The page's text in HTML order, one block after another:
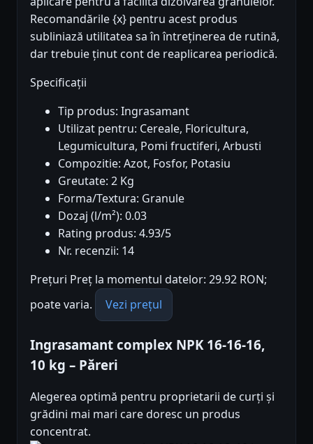
Recomandările {x} pentru acest produs
subliniază utilitatea sa în întreținerea de rutină,
dar trebuie ținut cont de reaplicarea periodică.
Specificații
Tip produs: Ingrasamant
Utilizat pentru: Cereale, Floricultura,
Legumicultura, Pomi fructiferi, Arbusti
Compozitie: Azot, Fosfor, Potasiu
Greutate: 2 Kg
Forma/Textura: Granule
Dozaj (l/m²): 0.03
Rating produs: 4.93/5
Nr. recenzii: 14
Prețuri Preț la momentul datelor: 29.92 RON;
poate varia.
Vezi prețul
Ingrasamant complex NPK 16-16-16,
10 kg – Păreri
Alegerea optimă pentru proprietarii de curți și
grădini mai mari care doresc un produs
concentrat.